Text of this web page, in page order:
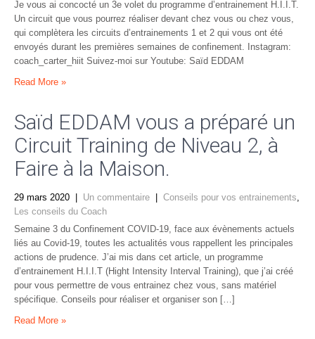
Je vous ai concocté un 3e volet du programme d’entrainement H.I.I.T.
Un circuit que vous pourrez réaliser devant chez vous ou chez vous,
qui complètera les circuits d’entrainements 1 et 2 qui vous ont été
envoyés durant les premières semaines de confinement. Instagram:
coach_carter_hiit Suivez-moi sur Youtube: Saïd EDDAM
Read More »
Saïd EDDAM vous a préparé un
Circuit Training de Niveau 2, à
Faire à la Maison.
29 mars 2020 Un commentaire Conseils pour vos entrainements,
Les conseils du Coach
Semaine 3 du Confinement COVID-19, face aux évènements actuels
liés au Covid-19, toutes les actualités vous rappellent les principales
actions de prudence. J’ai mis dans cet article, un programme
d’entrainement H.I.I.T (Hight Intensity Interval Training), que j’ai créé
pour vous permettre de vous entrainez chez vous, sans matériel
spécifique. Conseils pour réaliser et organiser son […]
Read More »